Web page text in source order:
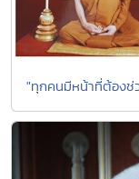
"ทุกคนมีหน้าที่ต้องช่